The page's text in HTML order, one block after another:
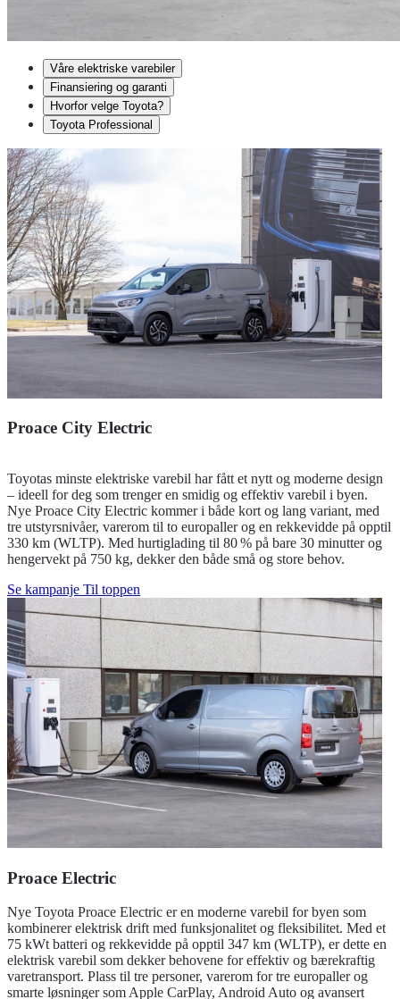
Våre elektriske varebiler
Finansiering og garanti
Hvorfor velge Toyota?
Toyota Professional
Proace City Electric
Toyotas minste elektriske varebil har fått et nytt og moderne design
– ideell for deg som trenger en smidig og effektiv varebil i byen.
Nye Proace City Electric kommer i både kort og lang variant, med
tre utstyrsnivåer, varerom til to europaller og en rekkevidde på opptil
330 km (WLTP). Med hurtiglading til 80 % på bare 30 minutter og
hengervekt på 750 kg, dekker den både små og store behov.
Se kampanje Til toppen
Proace Electric
Nye Toyota Proace Electric er en moderne varebil for byen som
kombinerer elektrisk drift med funksjonalitet og fleksibilitet. Med et
75 kWt batteri og rekkevidde på opptil 347 km (WLTP), er dette en
elektrisk varebil som dekker behovene for effektiv og bærekraftig
varetransport. Plass til tre personer, varerom for tre europaller og
smarte løsninger som Apple CarPlay, Android Auto og avansert